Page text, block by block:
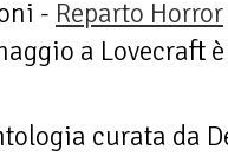
- Reparto Horror
a Lovecraft
curata da